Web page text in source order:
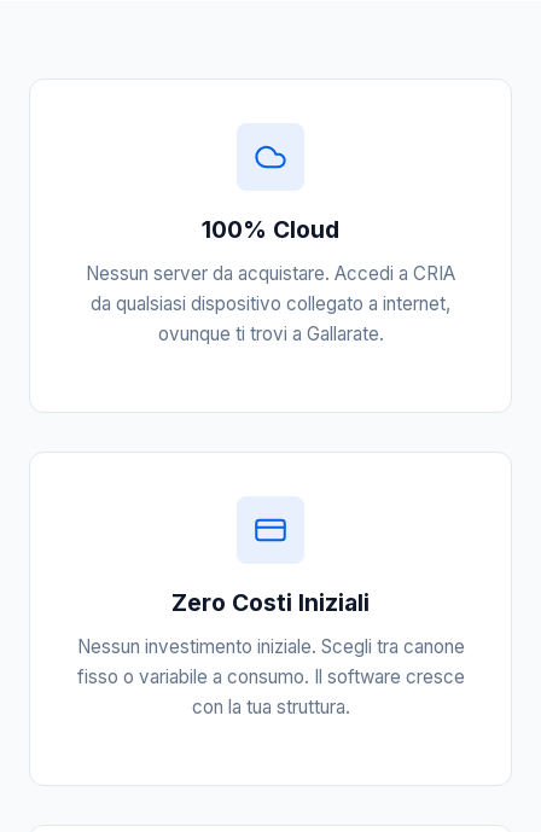
100% Cloud
Nessun server da acquistare. Accedi a CRIA
da qualsiasi dispositivo collegato a internet,
ovunque ti trovi a Gallarate.
Zero Costi Iniziali
Nessun investimento iniziale. Scegli tra canone
fisso o variabile a consumo. Il software cresce
con la tua struttura.